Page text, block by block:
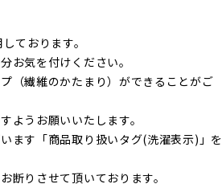
ております。
お気を付けください。
（繊維のかたまり）ができることがご
ようお願いいたします。
ます「商品取り扱いタグ(洗濯表示)」を
断りさせて頂いております。